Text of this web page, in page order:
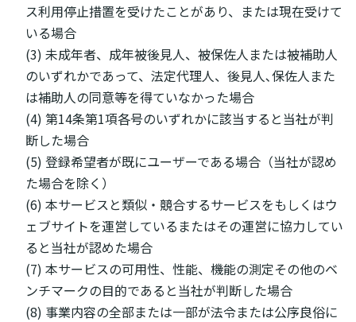
ス利用停止措置を受けたことがあり、または現在受けて
いる場合
(3) 未成年者、成年被後見人、被保佐人または被補助人
のいずれかであって、法定代理人、後見人､保佐人また
は補助人の同意等を得ていなかった場合
(4) 第14条第1項各号のいずれかに該当すると当社が判
断した場合
(5) 登録希望者が既にユーザーである場合（当社が認め
た場合を除く）
(6) 本サービスと類似・競合するサービスをもしくはウ
ェブサイトを運営しているまたはその運営に協力してい
ると当社が認めた場合
(7) 本サービスの可用性、性能、機能の測定その他のベ
ンチマークの目的であると当社が判断した場合
(8) 事業内容の全部または一部が法令または公序良俗に